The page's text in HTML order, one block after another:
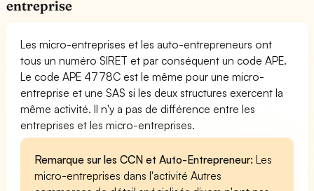
entreprise
Les micro-entreprises et les auto-entrepreneurs ont
tous un numéro SIRET et par conséquent un code APE.
Le code APE 4778C est le même pour une micro-
entreprise et une SAS si les deux structures exercent la
même activité. Il n'y a pas de différence entre les
entreprises et les micro-entreprises.
Remarque sur les CCN et Auto-Entrepreneur: Les
micro-entreprises dans l'activité Autres